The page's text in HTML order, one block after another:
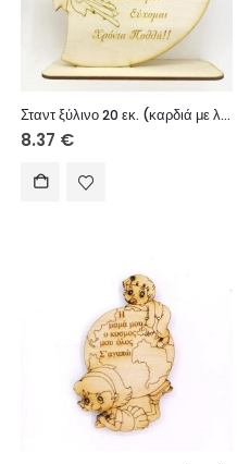
Σταντ ξύλινο 20 εκ. (καρδιά με λουλούδια)
8.37 €